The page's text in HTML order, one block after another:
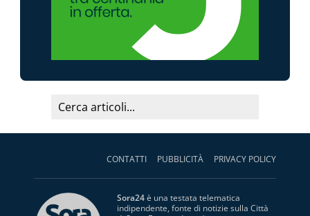
CONTATTI PUBBLICITÀ PRIVACY POLICY
Sora24è una testata telematica
indipendente, fonte di notizie sulla Città